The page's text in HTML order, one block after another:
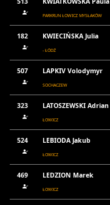
PARKRUN ŁOWICZ MYSŁAKÓW
182 KWIECIŃSKA Julia
- ŁÓDŹ
507 LAPKIV Volodymyr
SOCHACZEW
323 LATOSZEWSKI Adrian
ŁOWICZ
524 LEBIODA Jakub
ŁOWICZ
469 LEDZION Marek
ŁOWICZ